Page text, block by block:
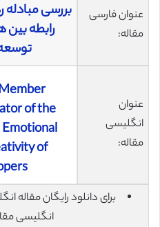
عنوان فارسی
مقاله:
بررسی
رابطه
عنوان
انگلیسی
مقاله:
of the
of
انگلیسی